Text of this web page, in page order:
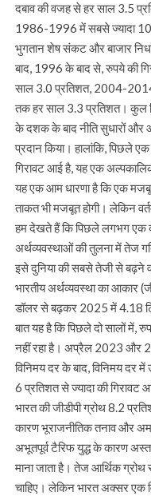
दबाव की वजह से हर साल 3.5
1986-1996 में सबसे ज्यादा
भुगतान शेष संकट और बाजार
बाद, 1996 के बाद से, रुपये की
साल 3.0 प्रतिशत, 2004-
तक हर साल 3.3 प्रतिशत। कुल
के दशक के बाद नीति सुधारों और
प्रदान किया। हालांकि, पिछले
गिरावट आई है, यह एक
यह एक आम धारणा है कि एक
ताकत भी मजबूत होगी। लेकिन
हम देखते हैं कि पिछले लगभग एक
अर्थव्यवस्थाओं की तुलना में तेज
इसे दुनिया की सबसे तेजी से बढ़ने
भारतीय अर्थव्यवस्था का आकार
डॉलर से बढ़कर 2025 में 4.18
बात यह है कि पिछले दो सालों में,
नहीं रहा है। अप्रैल 2023 और
विनिमय दर के बाद, विनिमय दर
6 प्रतिशत से ज्यादा की गिरावट
भारत की जीडीपी ग्रोथ 8.2
कारण भूराजनीतिक तनाव और
अभूतपूर्व टैरिफ युद्ध के कारण
माना जाता है। तेज आर्थिक
चाहिए। लेकिन भारत अक्सर एक